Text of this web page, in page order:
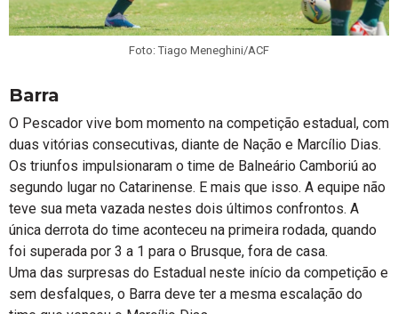
Foto: Tiago Meneghini/ACF
Barra
O Pescador vive bom momento na competição estadual, com
duas vitórias consecutivas, diante de Nação e Marcílio Dias.
Os triunfos impulsionaram o time de Balneário Camboriú ao
segundo lugar no Catarinense. E mais que isso. A equipe não
teve sua meta vazada nestes dois últimos confrontos. A
única derrota do time aconteceu na primeira rodada, quando
foi superada por 3 a 1 para o Brusque, fora de casa.
Uma das surpresas do Estadual neste início da competição e
sem desfalques, o Barra deve ter a mesma escalação do